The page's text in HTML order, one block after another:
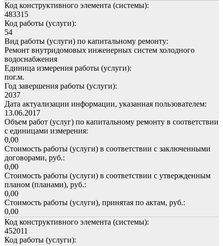
Код конструктивного элемента (системы):
483315
Код работы (услуги):
54
Вид работы (услуги) по капитальному ремонту:
Ремонт внутридомовых инженерных систем холодного
водоснабжения
Единица измерения работы (услуги):
пог.м.
Год завершения работы (услуги):
2037
Дата актуализации информации, указанная пользователем:
13.06.2017
Объем работ (услуг) по капитальному ремонту в соответствии
с единицами измерения:
0,00
Стоимость работы (услуги) в соответствии с заключенными
договорами, руб.:
0,00
Стоимость работы (услуги) в соответствии с утвержденным
планом (планами), руб.:
0,00
Стоимость работы (услуги), принятая по актам, руб.:
0,00
Код конструктивного элемента (системы):
452011
Код работы (услуги):